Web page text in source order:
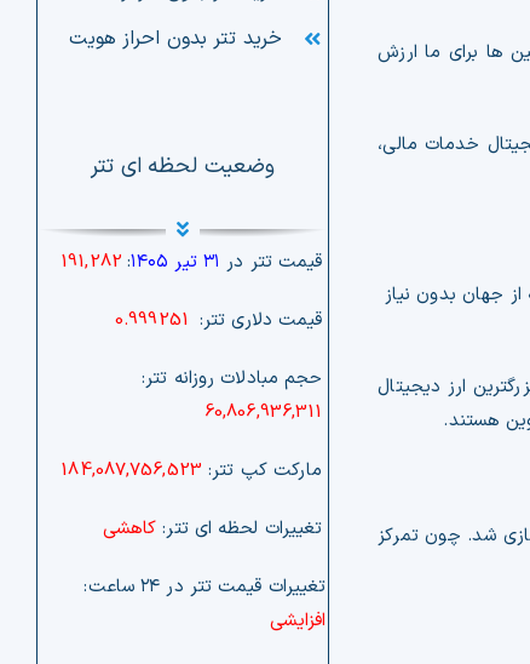
ها برای ما ارزش
خدمات مالی،
جهان بدون نیاز
ارز دیجیتال
هستند.
شد. چون تمرکز
خرید تتر بدون احراز هویت
وضعیت لحظه ای تتر
قیمت تتر در ۳۱ تیر ۱۴۰۵ :
191,282
قیمت دلاری تتر: 0.999251
حجم مبادلات روزانه تتر:
60,806,936,311
مارکت کپ تتر: 184,087,756,523
تغییرات لحظه ای تتر: کاهشی
تغییرات قیمت تتر در ۲۴ ساعت:
افزایشی